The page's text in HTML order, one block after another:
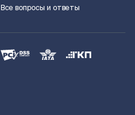
Все вопросы и ответы